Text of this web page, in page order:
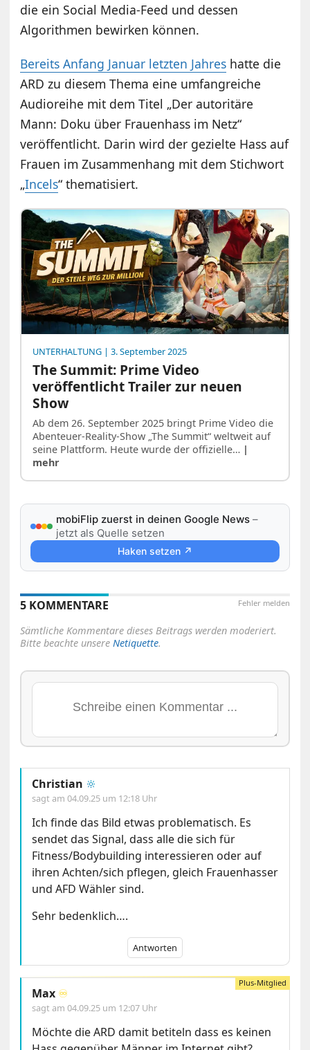
die ein Social Media-Feed und dessen
Algorithmen bewirken können.
Bereits Anfang Januar letzten Jahres hatte die
ARD zu diesem Thema eine umfangreiche
Audioreihe mit dem Titel „Der autoritäre
Mann: Doku über Frauenhass im Netz“
veröffentlicht. Darin wird der gezielte Hass auf
Frauen im Zusammenhang mit dem Stichwort
„Incels“ thematisiert.
UNTERHALTUNG | 3. September 2025
The Summit: Prime Video
veröffentlicht Trailer zur neuen
Show
Ab dem 26. September 2025 bringt Prime Video die
Abenteuer-Reality-Show „The Summit“ weltweit auf
seine Plattform. Heute wurde der offizielle… |
mehr
mobiFlip zuerst in deinen Google News –
jetzt als Quelle setzen
Haken setzen ↗
Fehler melden
5 KOMMENTARE
Sämtliche Kommentare dieses Beitrags werden moderiert.
Bitte beachte unsereNetiquette.
Christian 🔆
sagt am04.09.25 um 12:18 Uhr
Ich finde das Bild etwas problematisch. Es
sendet das Signal, dass alle die sich für
Fitness/Bodybuilding interessieren oder auf
ihren Achten/sich pflegen, gleich Frauenhasser
und AFD Wähler sind.
Sehr bedenklich….
Antworten
Max ♾️
sagt am04.09.25 um 12:07 Uhr
Möchte die ARD damit betiteln dass es keinen